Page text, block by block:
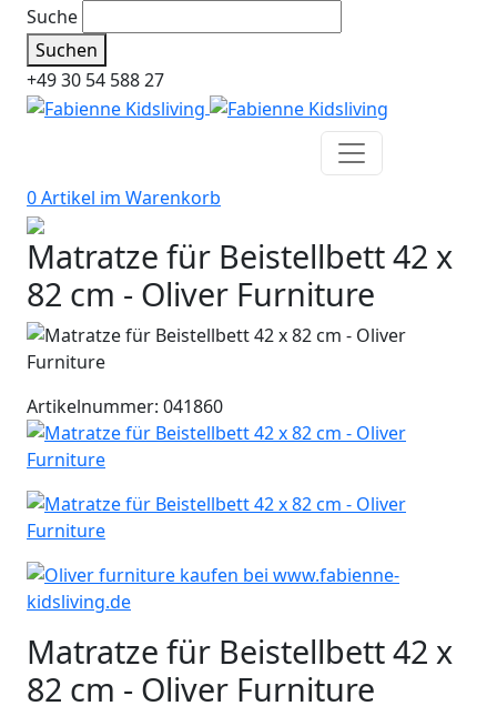
Suche
Suchen
+49 30 54 588 27
0 Artikel im Warenkorb
Matratze für Beistellbett 42 x
82 cm - Oliver Furniture
Artikelnummer: 041860
Matratze für Beistellbett 42 x
82 cm - Oliver Furniture